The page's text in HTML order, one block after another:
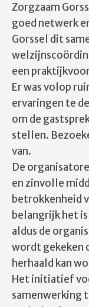
Zorgzaam
goed netwerk
Gorssel dit
een
Er was volop
ervaringen te
om de
stellen.
van.
De
en zinvolle
betrokkenheid
belangrijk het
aldus de
wordt gekeken
herhaald kan
Het initiatief
samenwerking